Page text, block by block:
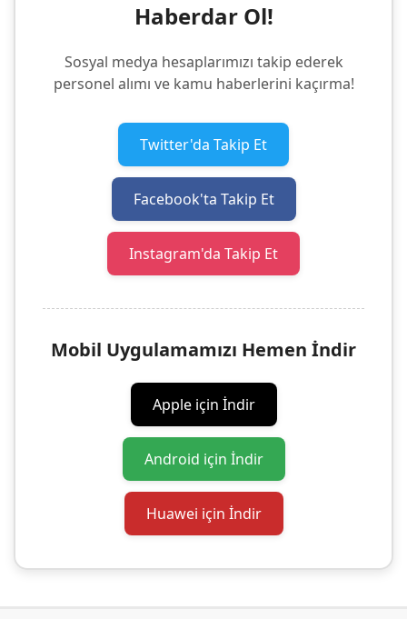
Haberdar Ol!
Sosyal medya hesaplarımızı takip ederek
personel alımı ve kamu haberlerini kaçırma!
Twitter'da Takip Et
Facebook'ta Takip Et
Instagram'da Takip Et
Mobil Uygulamamızı Hemen İndir
Apple için İndir
Android için İndir
Huawei için İndir